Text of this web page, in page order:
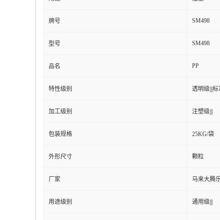
牌号 SM498
型号 SM498
品名 PP
特性级别 透明级|||标
加工级别 注塑级|||
包装规格 25KG/袋
外形尺寸 颗粒
厂家 马来大腾
用途级别 通用级|||